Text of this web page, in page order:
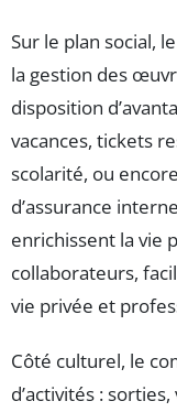
Sur le plan social,
la gestion des
disposition
vacances, tickets
scolarité, ou
d’assurance
enrichissent la vie
collaborateurs,
vie privée et
Côté culturel, le
d’activités :